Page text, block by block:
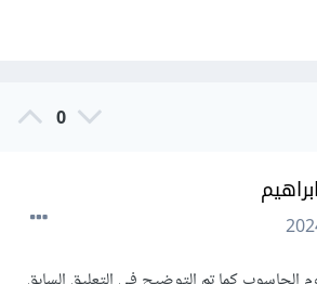
0